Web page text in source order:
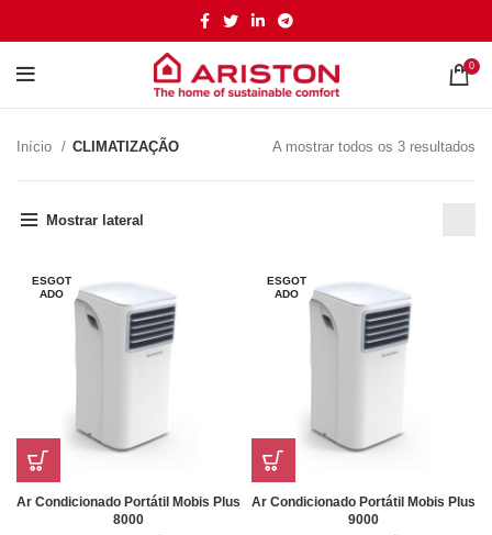
0
Início CLIMATIZAÇÃO A mostrar todos os 3 resultados
Mostrar lateral
ESGOT
ADO
Ar Condicionado Portátil Mobis Plus
8000
ESGOT
ADO
Ar Condicionado Portátil Mobis Plus
9000